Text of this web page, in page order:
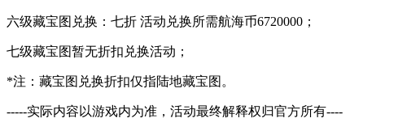
六级藏宝图兑换：七折 活动兑换所需航海币6720000；
七级藏宝图暂无折扣兑换活动；
*注：藏宝图兑换折扣仅指陆地藏宝图。
-----实际内容以游戏内为准，活动最终解释权归官方所有----